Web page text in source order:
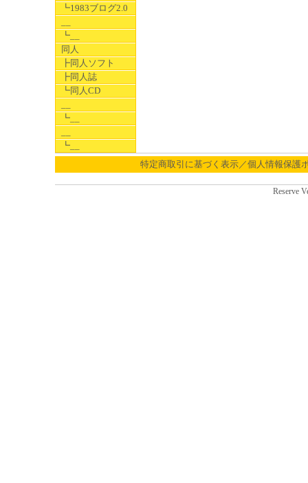
┗1983ブログ2.0
┗__
同人
┣同人ソフト
┣同人誌
┗同人CD
┗__
┗__
特定商取引に基づく表示／個人情報保護
Reserve